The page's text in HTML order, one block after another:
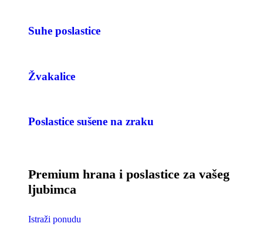
Suhe poslastice
Žvakalice
Poslastice sušene na zraku
Premium hrana i poslastice za vašeg
ljubimca
Istraži ponudu